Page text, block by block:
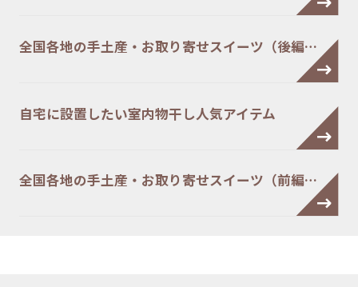
全国各地の手土産・お取り寄せスイーツ（後編…
自宅に設置したい室内物干し人気アイテム
全国各地の手土産・お取り寄せスイーツ（前編…